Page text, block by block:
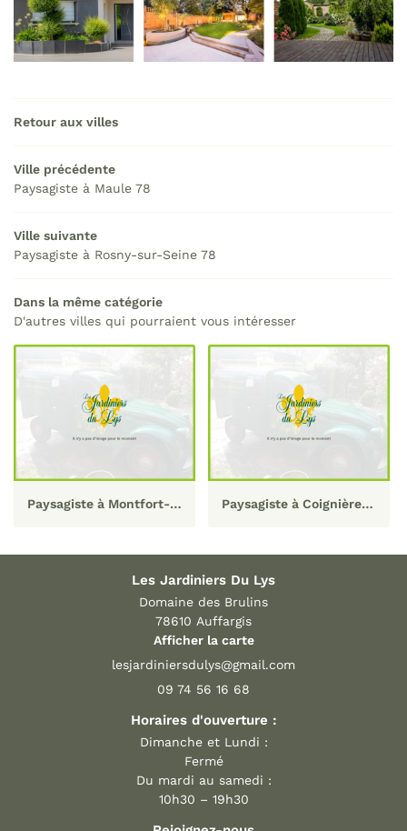
Retour aux villes
Ville précédente
Paysagiste à Maule 78
Ville suivante
Paysagiste à Rosny-sur-Seine 78
Dans la même catégorie
D'autres villes qui pourraient vous intéresser
Paysagiste à Montfort-l'Amaury 78 Paysagiste à Coignières 78
Les Jardiniers Du Lys
Domaine des Brulins
78610 Auffargis
Afficher la carte
09 74 56 16 68
Horaires d'ouverture :
Dimanche et Lundi :
Fermé
Du mardi au samedi :
10h30 – 19h30